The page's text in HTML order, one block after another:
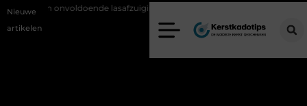
Nieuwe
artikelen
lasafzuiging in productiebedrijven